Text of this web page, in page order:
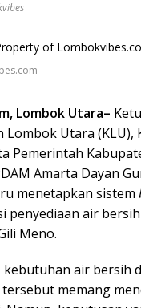
Lombok Utara–
Lombok Utara (KLU),
Pemerintah
Amarta Dayan
menetapkan sistem
penyediaan air
Meno.
air bersih
memang